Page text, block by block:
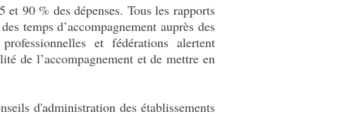
et 90 % des dépenses. Tous les rapports
temps d’accompagnement auprès des
et fédérations alertent
de l’accompagnement et de mettre en
d'administration des établissements